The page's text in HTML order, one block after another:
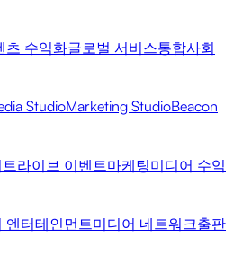
츠 수익화글로벌 서비스통합사회
StudioMarketing StudioBeacon
라이브 이벤트마케팅미디어 수익
엔터테인먼트미디어 네트워크출판